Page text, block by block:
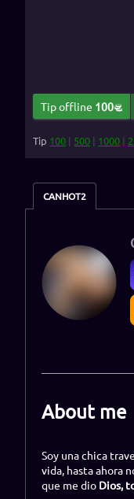
Tip offline 100
Tip 100 | 500 | 1000 |
CANHOT2
About me
Soy una chica
vida, hasta ahora
que me dio Dios,